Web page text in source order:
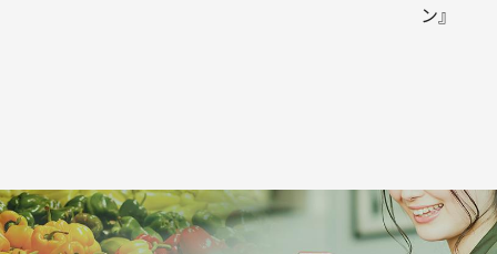
ン』